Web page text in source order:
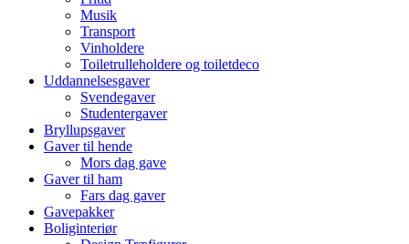
Musik
Transport
Vinholdere
Toiletrulleholdere og toiletdeco
Uddannelsesgaver
Svendegaver
Studentergaver
Bryllupsgaver
Gaver til hende
Mors dag gave
Gaver til ham
Fars dag gaver
Gavepakker
Boliginteriør